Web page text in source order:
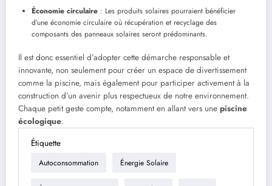
Économie circulaire : Les produits solaires pourraient bénéficier
d’une économie circulaire où récupération et recyclage des
composants des panneaux solaires seront prédominants.
Il est donc essentiel d’adopter cette démarche responsable et
innovante, non seulement pour créer un espace de divertissement
comme la piscine, mais également pour participer activement à la
construction d’un avenir plus respectueux de notre environnement.
Chaque petit geste compte, notamment en allant vers une piscine
écologique.
Étiquette
Autoconsommation Énergie Solaire